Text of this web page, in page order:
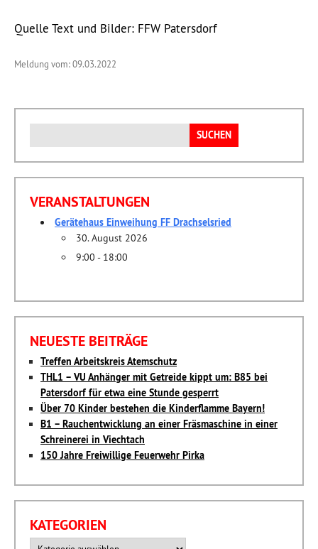
Quelle Text und Bilder: FFW Patersdorf
Meldung vom: 09.03.2022
nach:
VERANSTALTUNGEN
Gerätehaus Einweihung FF Drachselsried
30. August 2026
9:00 - 18:00
NEUESTE BEITRÄGE
Treffen Arbeitskreis Atemschutz
THL1 – VU Anhänger mit Getreide kippt um: B85 bei
Patersdorf für etwa eine Stunde gesperrt
Über 70 Kinder bestehen die Kinderflamme Bayern!
B1 – Rauchentwicklung an einer Fräsmaschine in einer
Schreinerei in Viechtach
150 Jahre Freiwillige Feuerwehr Pirka
KATEGORIEN
Kategorien